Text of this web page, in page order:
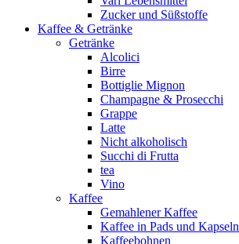
Zucker und Süßstoffe
Kaffee & Getränke
Getränke
Alcolici
Birre
Bottiglie Mignon
Champagne & Prosecchi
Grappe
Latte
Nicht alkoholisch
Succhi di Frutta
tea
Vino
Kaffee
Gemahlener Kaffee
Kaffee in Pads und Kapseln
Kaffeebohnen